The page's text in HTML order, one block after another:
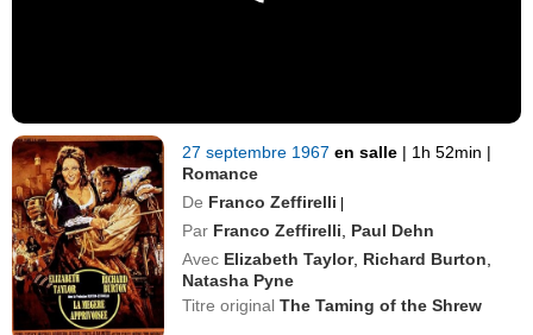
27 septembre 1967en salle | 1h 52min |
Romance
De Franco Zeffirelli |
Par Franco Zeffirelli
Paul Dehn
Avec Elizabeth Taylor, Richard Burton
Natasha Pyne
Titre originalThe Taming of the Shrew